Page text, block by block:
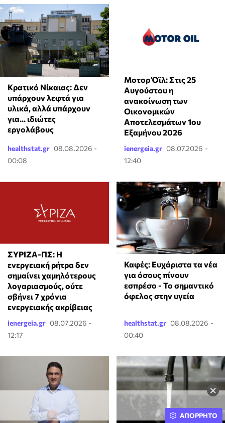
×
Κρατικό Νίκαιας: Δεν
υπάρχουν λεφτά για
υλικά, αλλά υπάρχουν
για... ιδιώτες
εργολάβους
healthstat.gr 08.08.2026 -
00:08
Μοτορ Όϊλ: Στις 25
Αυγούστου η
ανακοίνωση των
Οικονομικών
Αποτελεσμάτων 1ου
Εξαμήνου 2026
ienergeia.gr 08.07.2026 -
12:40
ΣΥΡΙΖΑ-ΠΣ: Η
ενεργειακή ρήτρα δεν
σημαίνει χαμηλότερους
λογαριασμούς, ούτε
σβήνει 7 χρόνια
ενεργειακής ακρίβειας
ienergeia.gr 08.07.2026 -
12:17
Καφές: Ευχάριστα τα νέα
για όσους πίνουν
εσπρέσο - Το σημαντικό
όφελος στην υγεία
healthstat.gr 08.08.2026 -
00:40
ΑΠΟΡΡΗΤΟ